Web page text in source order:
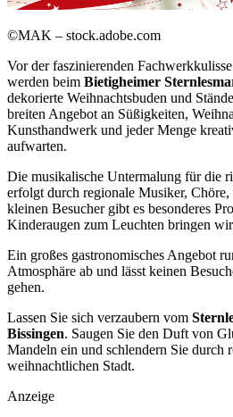
©MAK – stock.adobe.com
Vor der faszinierenden
werden beim Bietigheimer
dekorierte Weihnachtsbuden und
breiten Angebot an Süßigkeiten,
Kunsthandwerk und jeder Menge
aufwarten.
Die musikalische Untermalung für die
erfolgt durch regionale Musiker,
kleinen Besucher gibt es besonderes
Kinderaugen zum Leuchten bringen
Ein großes gastronomisches Angebot
Atmosphäre ab und lässt keinen
gehen.
Lassen Sie sich verzaubern vom
Bissingen. Saugen Sie den Duft von
Mandeln ein und schlendern Sie durch
weihnachtlichen Stadt.
Anzeige